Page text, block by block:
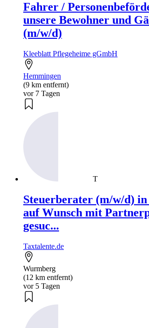
Fahrer /
unsere Bewohner und
(m/w/d)
Kleeblatt Pflegeheime gGmbH
Hemmingen
(9 km entfernt)
vor 7 Tagen
T
Steuerberater (m/w/d)
auf Wunsch mit
gesuc...
Taxtalente.de
Wurmberg
(12 km entfernt)
vor 5 Tagen